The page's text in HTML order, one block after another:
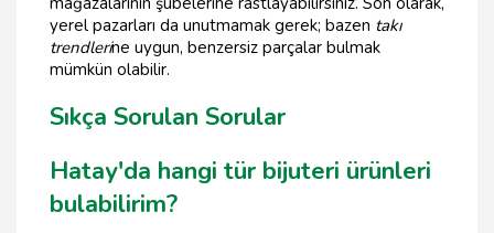
yerel pazarları da unutmamak gerek; bazen takı
trendlerine uygun, benzersiz parçalar bulmak
mümkün olabilir.
Sıkça Sorulan Sorular
Hatay'da hangi tür bijuteri ürünleri
bulabilirim?